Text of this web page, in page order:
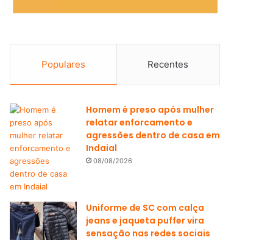
Populares Recentes
Homem é preso após mulher
relatar enforcamento e
agressões dentro de casa em
Indaial
08/08/2026
Uniforme de SC com calça
jeans e jaqueta puffer vira
sensação nas redes sociais